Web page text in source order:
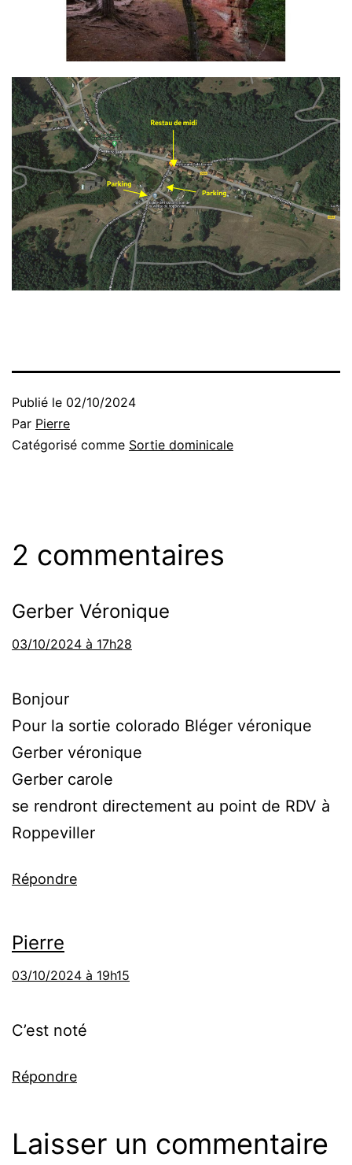
Publié le 02/10/2024
Par Pierre
Catégorisé comme Sortie dominicale
2 commentaires
Gerber Véronique
03/10/2024 à 17h28
Bonjour
Pour la sortie colorado Bléger véronique
Gerber véronique
Gerber carole
se rendront directement au point de RDV à
Roppeviller
Répondre
Pierre
03/10/2024 à 19h15
C’est noté
Répondre
Laisser un commentaire